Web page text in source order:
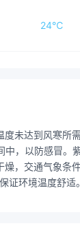
24℃
未达到风寒所
，以防感冒。
，交通气象条
证环境温度舒